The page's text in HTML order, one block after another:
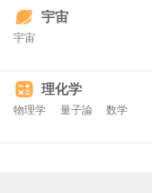
宇宙
宇宙
理化学
物理学 量子論 数学